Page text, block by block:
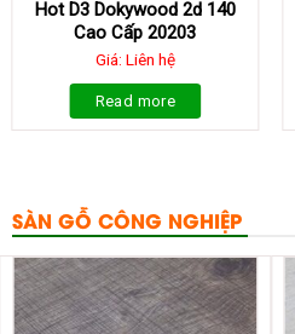
Cao Cấp 20203
Giá: Liên hệ
Read more
SÀN GỖ CÔNG NGHIỆP